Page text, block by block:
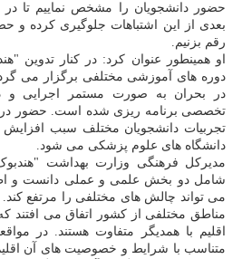
حضور دانشجویان را مشخص نماییم تا
بعدی از این اشتباهات جلوگیری کرده و
رقم بزنیم.
او همینطور عنوان کرد: در کنار تدوین
دوره های آموزشی مختلفی برگزار می
در بحران به صورت مستمر اجرایی
تخصصی برنامه ریزی شده است. حضور در
تجربیات دانشجویان مختلف سبب افزایش
دانشگاه های علوم پزشکی می شود.
مدیرکل فرهنگی وزارت بهداشت
شامل دو بخش علمی و عملی دانست و
می تواند چالش های مختلفی را مرتفع کند.
مناطق مختلفی از کشور اتفاق می افتند
اقلیم با همدیگر متفاوت هستند. در
متناسب با شرایط و خصوصیت های آن